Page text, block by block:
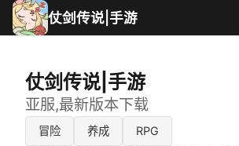
仗剑传说|手游
仗剑传说|手游
亚服,最新版本下载
冒险 养成 RPG